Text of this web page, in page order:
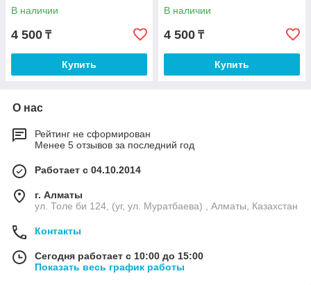
В наличии
4 500 ₸
Купить
В наличии
4 500 ₸
Купить
О нас
Рейтинг не сформирован
Менее 5 отзывов за последний год
Работает с 04.10.2014
г. Алматы
ул. Толе би 124, (уг, ул. Муратбаева) , Алматы, Казахстан
Контакты
Сегодня работает с 10:00 до 15:00
Показать весь график работы